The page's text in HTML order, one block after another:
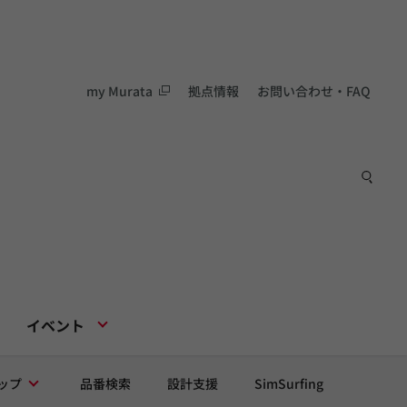
my Murata 拠点情報 お問い合わせ・FAQ
イベント
プ 品番検索 設計支援 SimSurfing